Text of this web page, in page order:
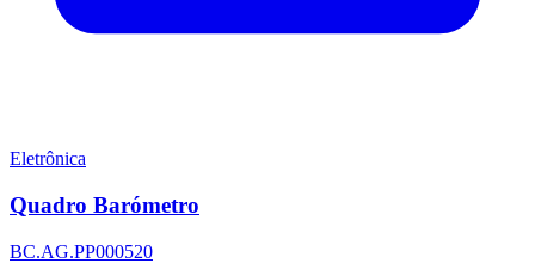
Eletrônica
Quadro Barómetro
BC.AG.PP000520